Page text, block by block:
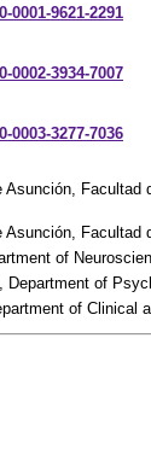
0001-9621-2291
0002-3934-7007
0003-3277-7036
Asunción,
Asunción,
of
Department of
of Clinical